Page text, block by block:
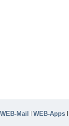
WEB-Mail WEB-Apps